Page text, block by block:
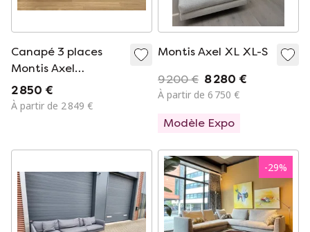
Canapé 3 places
Montis Axel
RÉCEMMENT
REVÊTU + Garantie
2 850 €
À partir de 2 849 €
Montis Axel XL XL-S
9 200 € 8 280 €
À partir de 6 750 €
Modèle Expo
-29%